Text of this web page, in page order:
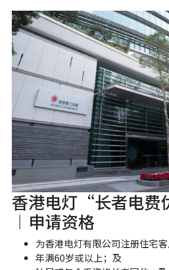
香港电灯“长者电费
︱申请资格
为香港电灯有限公司注册住宅
年满60岁或以上；及